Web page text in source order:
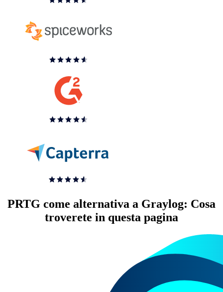
PRTG come alternativa a Graylog: Cosa
troverete in questa pagina